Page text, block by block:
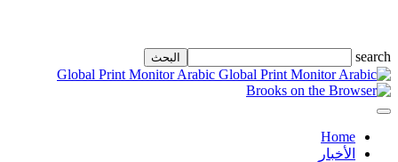
search
Global Print Monitor Arabic
Home
الأخبار